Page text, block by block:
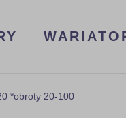
*obroty 20-100